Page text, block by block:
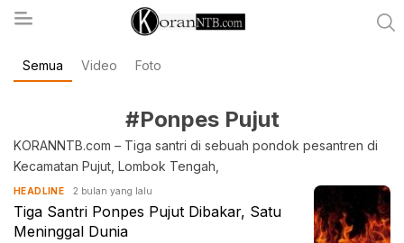
koranntb.com
Semua Video Foto
#Ponpes Pujut
KORANNTB.com – Tiga santri di sebuah pondok pesantren di
Kecamatan Pujut, Lombok Tengah,
HEADLINE 2 bulan yang lalu
Tiga Santri Ponpes Pujut Dibakar, Satu
Meninggal Dunia